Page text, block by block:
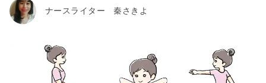
ナースライター 秦さきよ